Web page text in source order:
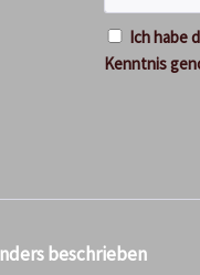
Ich habe
Kenntnis
beschrieben